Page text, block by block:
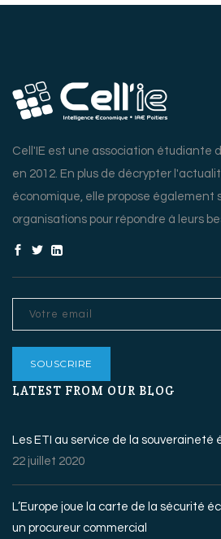
Cell'IE est une association étudiante
en 2012. En plus de décrypter
économique, elle propose également
organisations pour répondre à leurs
LATEST FROM OUR BLOG
Les ETI au service de la souveraineté
22 juillet 2020
L’Europe joue la carte de la sécurité
un procureur commercial